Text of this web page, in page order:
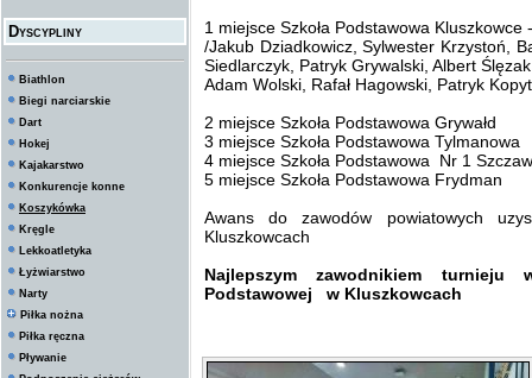
Dyscypliny
Biathlon
Biegi narciarskie
Dart
Hokej
Kajakarstwo
Konkurencje konne
Koszykówka
Kręgle
Lekkoatletyka
Łyżwiarstwo
Narty
Piłka nożna
Piłka ręczna
Pływanie
1 miejsce Szkoła Podstawowa
/Jakub Dziadkowicz, Sylwester Krzystoń,
Siedlarczyk, Patryk Grywalski, Albert
Adam Wolski, Rafał Hagowski, Patryk
2 miejsce Szkoła Podstawowa Grywałd
3 miejsce Szkoła Podstawowa Tylmanowa
4 miejsce Szkoła Podstawowa Nr 1
5 miejsce Szkoła Podstawowa Frydman
Awans do zawodów powiatowych
Kluszkowcach
Najlepszym zawodnikiem turnieju
Podstawowej w Kluszkowcach